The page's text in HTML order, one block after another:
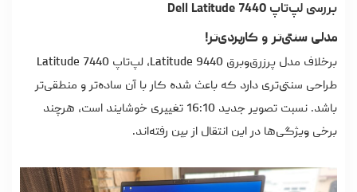
بررسی لپ‌تاپ Dell Latitude 7440
مدلی سنتی‌تر و کاربردی‌تر!
برخلاف مدل پرزرق‌وبرق Latitude 9440، لپ‌تاپ Latitude 7440
طراحی سنتی‌تری دارد که باعث شده کار با آن ساده‌تر و منطقی‌تر
باشد. نسبت تصویر جدید 16:10 تغییری خوشایند است، هرچند
برخی ویژگی‌ها در این انتقال از بین رفته‌اند.